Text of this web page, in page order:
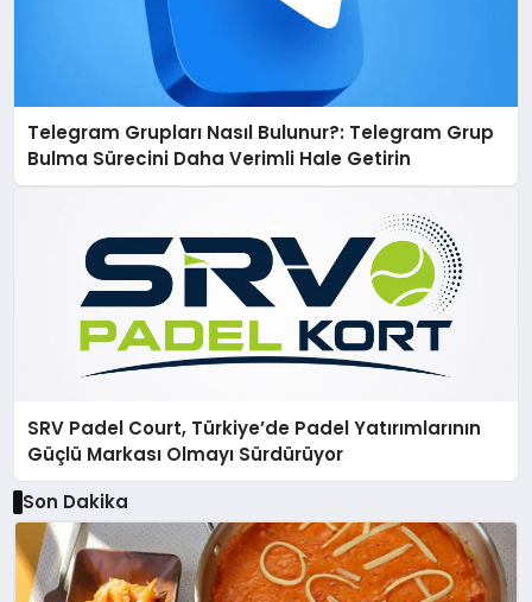
Telegram Grupları Nasıl Bulunur?: Telegram Grup
Bulma Sürecini Daha Verimli Hale Getirin
SRV Padel Court, Türkiye’de Padel Yatırımlarının
Güçlü Markası Olmayı Sürdürüyor
Son Dakika